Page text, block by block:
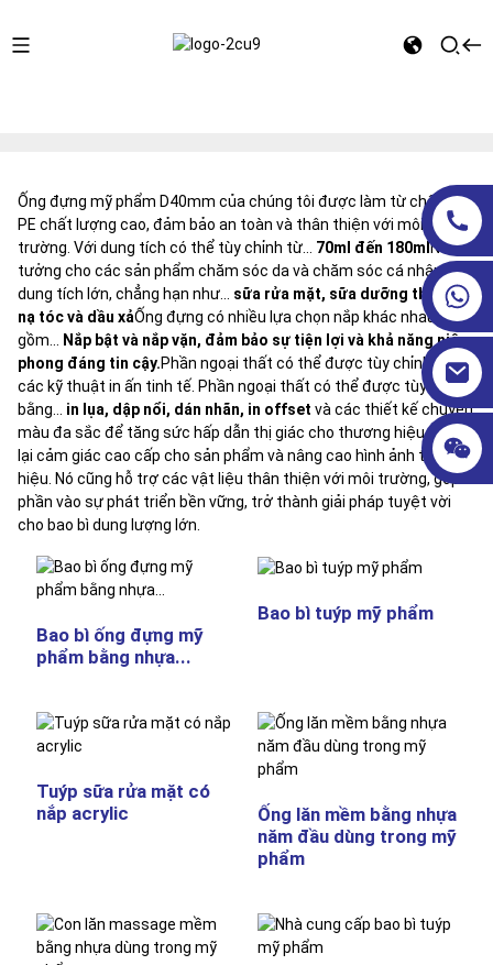
Ống đựng mỹ phẩm D40mm của chúng tôi được làm từ chất liệu
PE chất lượng cao, đảm bảo an toàn và thân thiện với môi
trường. Với dung tích có thể tùy chỉnh từ... 70ml đến 180mlNó lý
tưởng cho các sản phẩm chăm sóc da và chăm sóc cá nhân có
dung tích lớn, chẳng hạn như... sữa rửa mặt, sữa dưỡng thể, mặt
nạ tóc và dầu xảỐng đựng có nhiều lựa chọn nắp khác nhau, bao
gồm...
Nắp bật và nắp vặn, đảm bảo sự tiện lợi và khả năng niêm
phong đáng tin cậy.Phần ngoại thất có thể được tùy chỉnh bằng
các kỹ thuật in ấn tinh tế. Phần ngoại thất có thể được tùy chỉnh
bằng... in lụa, dập nổi, dán nhãn, in offset và các thiết kế chuyển
màu đa sắc để tăng sức hấp dẫn thị giác cho thương hiệu, mang
lại cảm giác cao cấp cho sản phẩm và nâng cao hình ảnh thương
hiệu. Nó cũng hỗ trợ các vật liệu thân thiện với môi trường, góp
phần vào sự phát triển bền vững, trở thành giải pháp tuyệt vời
cho bao bì dung lượng lớn.
Bao bì ống đựng mỹ
phẩm bằng nhựa...
Bao bì tuýp mỹ phẩm
Tuýp sữa rửa mặt có
nắp acrylic
Ống lăn mềm bằng nhựa
năm đầu dùng trong mỹ
phẩm